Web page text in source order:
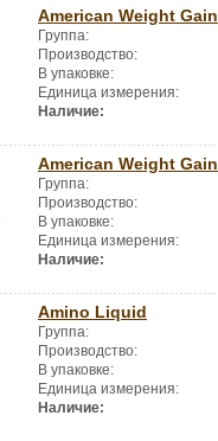
American Weight Gain
Группа:
Производство:
В упаковке:
Единица измерения:
Наличие:
American Weight Gain
Группа:
Производство:
В упаковке:
Единица измерения:
Наличие:
Amino Liquid
Группа:
Производство:
В упаковке:
Единица измерения:
Наличие: